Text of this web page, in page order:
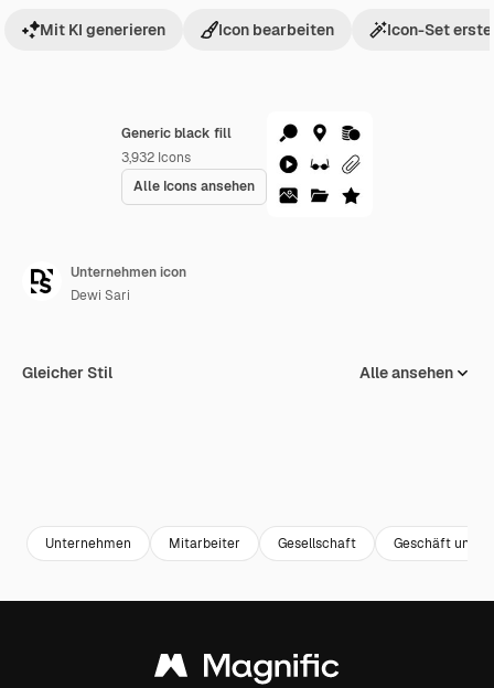
Generic black fill
3,932 Icons
Alle Icons ansehen
Mit KI generieren Icon bearbeiten Icon-Set
Unternehmen icon
Dewi Sari
Gleicher Stil Alle ansehen
Unternehmen Mitarbeiter Gesellschaft Geschäft und